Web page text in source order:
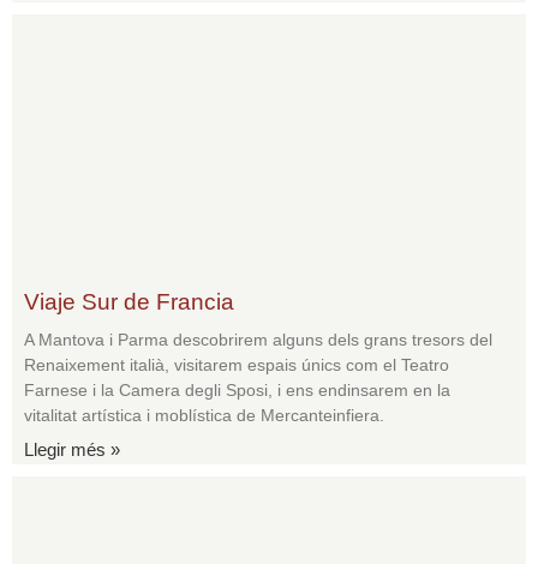
Viaje Sur de Francia
A Mantova i Parma descobrirem alguns dels grans tresors del
Renaixement italià, visitarem espais únics com el Teatro
Farnese i la Camera degli Sposi, i ens endinsarem en la
vitalitat artística i moblística de Mercanteinfiera.
Llegir més »